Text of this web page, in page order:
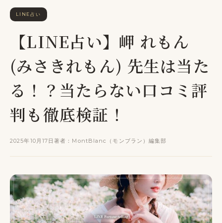
LINE占い
【LINE占い】岬 れもん
(みさきれもん) 先生は当た
る！？当たらない口コミ評
判も徹底検証！
2025年10月17日著者：MontBlanc（モンブラン）編集部